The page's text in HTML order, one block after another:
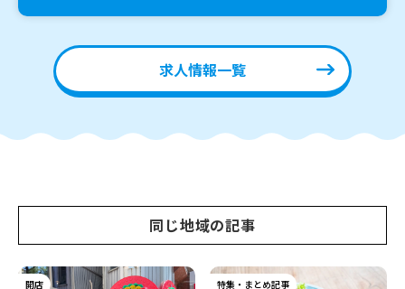
求人情報一覧
同じ地域の記事
開店 特集・まとめ記事